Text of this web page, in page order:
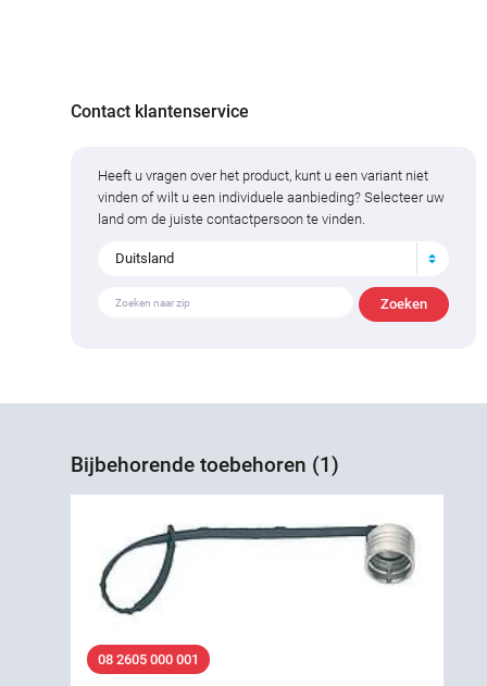
Contact klantenservice
Heeft u vragen over het product, kunt u een variant niet
vinden of wilt u een individuele aanbieding? Selecteer uw
land om de juiste contactpersoon te vinden.
Duitsland
Bijbehorende toebehoren (1)
08 2605 000 001